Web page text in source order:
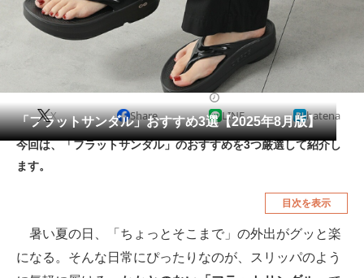
コンテンツ・サービス スイーツ・お菓子
スマホ・携帯電話
ファッション
ペット 家電
工具・DIY 本・DVD・CD
「フラットサンダル」おすすめ3選【2025年8月版】
X Share LINE hatena
今回は、「フラットサンダル」のおすすめを3つ厳選して紹介し
ます。
目次を表示
暑い夏の日、「ちょっとそこまで」の外出がグッと楽
になる。そんな日常にぴったりなのが、スリッパのよう